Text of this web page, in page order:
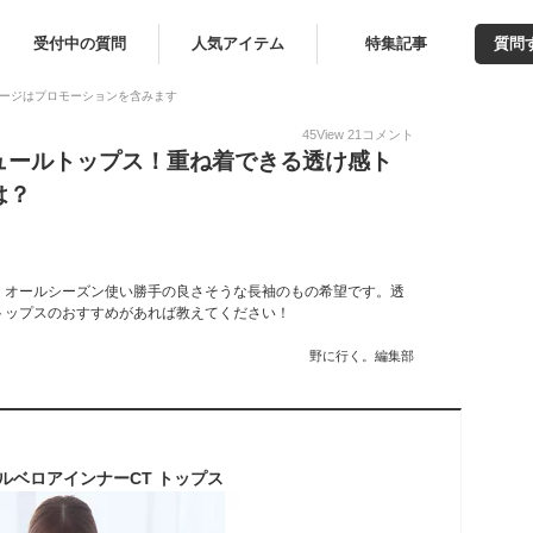
受付中の質問 人気アイテム 特集記事 質問
ジはプロモーションを含みます
45View 21 コメント
ルトップス！重ね着できる透け感ト
ールシーズン使い勝手の良さそうな長袖のもの希望です。透
プスのおすすめがあれば教えてください！
野に行く。編集部
ベロアインナーCT トップス